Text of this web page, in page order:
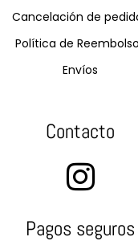
Cancelación de
Política de
Envíos
Contacto
Pagos seguros